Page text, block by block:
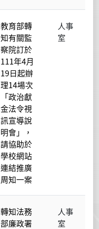
教育部轉
知有關監
察院訂於
111年4月
19日起辦
理14場次
「政治獻
金法令視
訊宣導說
明會」，
請協助於
學校網站
連結推廣
周知一案
人事
室
轉知法務
部廉政署
人事
室